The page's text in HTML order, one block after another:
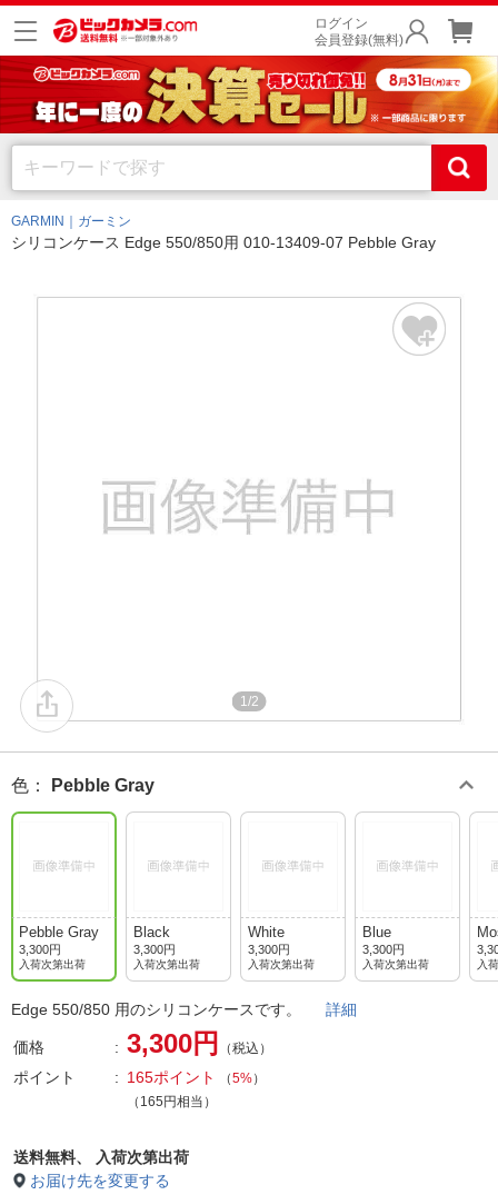
ログイン
会員登録(無料)
GARMIN｜ガーミン
シリコンケース Edge 550/850用 010-13409-07 Pebble Gray
1/2
色 ： Pebble Gray
Pebble Gray
3,300円
入荷次第出荷
Black
3,300円
入荷次第出荷
White
3,300円
入荷次第出荷
Blue
3,300円
入荷次第出荷 入
Edge 550/850 用のシリコンケースです。 詳細
価格 3,300円 （税込）
ポイント 165ポイント （5%）
（165円相当）
送料無料、
入荷次第出荷
お届け先を変更する